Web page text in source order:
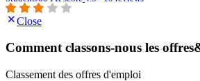
Close
Comment classons-nous les
Classement des offres d'emploi